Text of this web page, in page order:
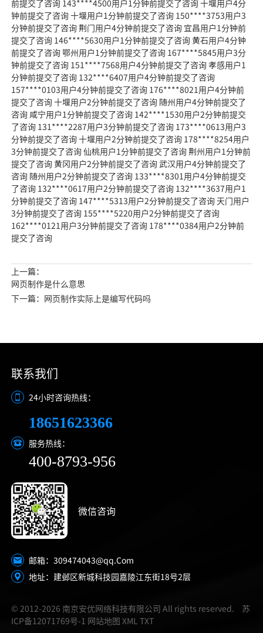
前提交了咨询 143****4500用户1分钟前提交了咨询 十堰用户4分
钟前提交了咨询 十堰用户1分钟前提交了咨询 150****3753用户3
分钟前提交了咨询 荆门用户4分钟前提交了咨询 宜昌用户1分钟前
提交了咨询 146****5630用户1分钟前提交了咨询 黄石用户4分钟
前提交了咨询 鄂州用户1分钟前提交了咨询 167****5845用户3分
钟前提交了咨询 151****7568用户4分钟前提交了咨询 孝感用户1
分钟前提交了咨询 132****6407用户4分钟前提交了咨询
157****0103用户4分钟前提交了咨询 176****8021用户4分钟前
提交了咨询 十堰用户2分钟前提交了咨询 随州用户4分钟前提交了
咨询 咸宁用户1分钟前提交了咨询 142****1530用户2分钟前提交
了咨询 131****2287用户3分钟前提交了咨询 173****0613用户3
分钟前提交了咨询 十堰用户2分钟前提交了咨询 178****8254用户
3分钟前提交了咨询 仙桃用户1分钟前提交了咨询 荆州用户1分钟前
提交了咨询 黄冈用户2分钟前提交了咨询 武汉用户4分钟前提交了
咨询 随州用户2分钟前提交了咨询 133****8301用户4分钟前提交
了咨询 132****0617用户2分钟前提交了咨询 132****3637用户1
分钟前提交了咨询 147****5313用户2分钟前提交了咨询 天门用户
3分钟前提交了咨询 155****5220用户2分钟前提交了咨询
162****0121用户3分钟前提交了咨询 178****0384用户2分钟前
提交了咨询
上一篇：
网页制作是什么意思
下一篇：网页制作实际上是编写代码吗
联系我们
24小时咨询热线：
18651623366
服务热线：
400-8793-956
微信咨询
邮箱： 309474043@qq.Com
地址：建邺区新城科技园嘉陵江东街18号2层
© 2012-2026 南京安优网络科技有限公司 All rights reserved.
苏
ICP备12071769号-1 网站地图 XML TXT